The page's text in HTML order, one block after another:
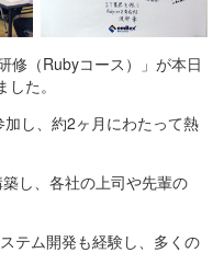
修（Rubyコース）」が本日
た。
し、約2ヶ月にわたって熱
し、各社の上司や先輩の
テム開発も経験し、多くの